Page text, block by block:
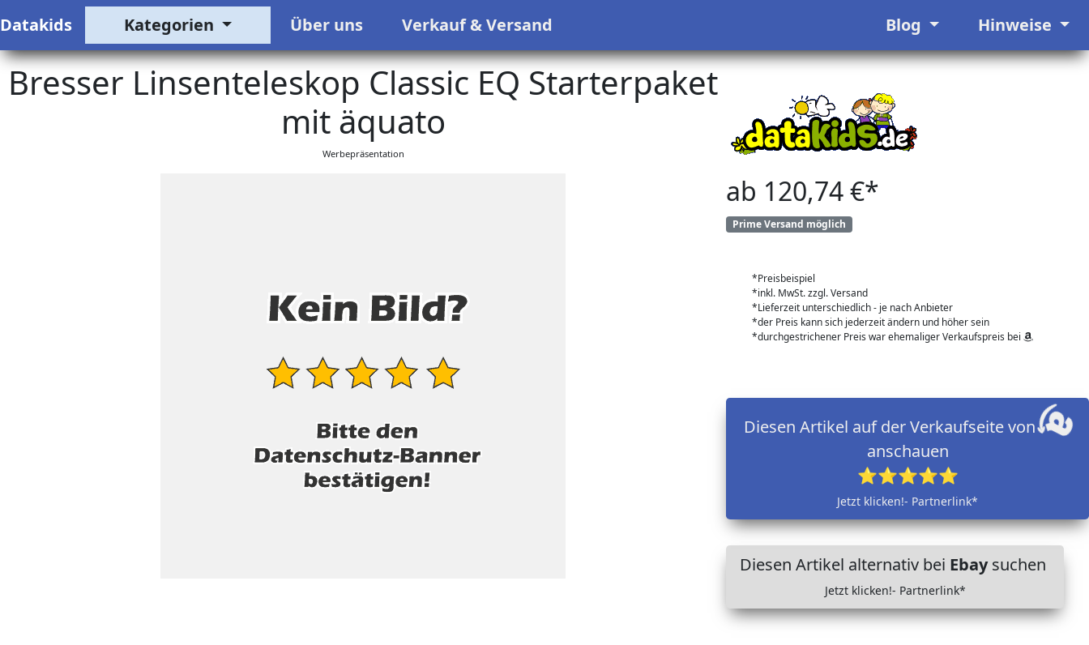
Datakids Kategorien Über uns Verkauf & Versand Blog Hinweise
Bresser Linsenteleskop Classic EQ Starterpaket
mit äquato
Werbepräsentation
ab 120,74 €*
Prime Versand möglich
*Preisbeispiel
*inkl. MwSt. zzgl. Versand
*Lieferzeit unterschiedlich - je nach Anbieter
*der Preis kann sich jederzeit ändern und höher sein
*durchgestrichener Preis war ehemaliger Verkaufspreis bei
Diesen Artikel auf der Verkaufseite von
anschauen
⭐⭐⭐⭐⭐
Jetzt klicken!- Partnerlink*
Diesen Artikel alternativ bei Ebaysuchen
Jetzt klicken!- Partnerlink*